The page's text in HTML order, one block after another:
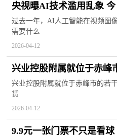
央视曝AI技术滥用乱象
过去一年，AI人工智能在视频图
需要什么
2026-04-12
兴业控股附属就位于赤峰
设施订立融资租赁
兴业控股附属就位于赤峰市的若
赁
2026-04-12
9.9元一张门票不只是看